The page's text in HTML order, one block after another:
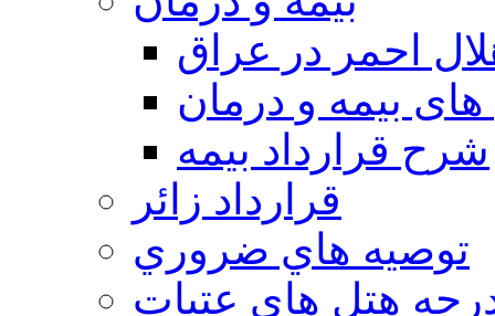
احمر در عراق
بیمه و درمان
شرح قرارداد بیمه
قرارداد زائر
توصيه هاي ضروري
هتل های عتبات